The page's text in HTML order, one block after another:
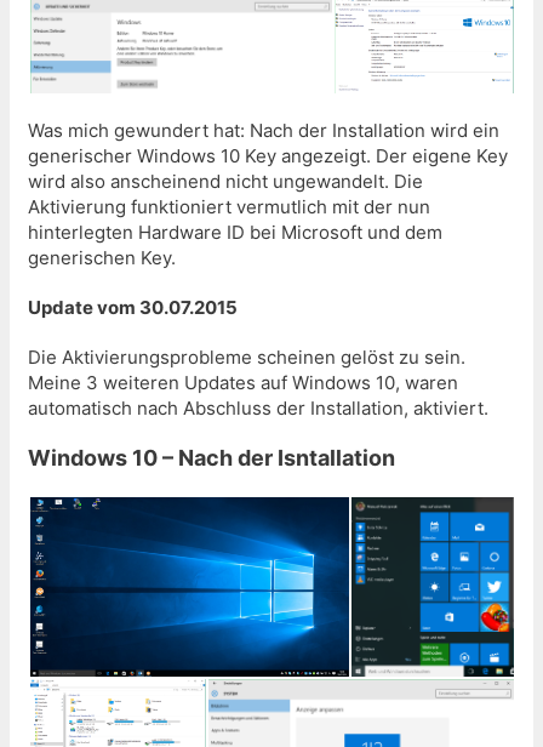
Was mich gewundert hat: Nach der Installation wird ein
generischer Windows 10 Key angezeigt. Der eigene Key
wird also anscheinend nicht ungewandelt. Die
Aktivierung funktioniert vermutlich mit der nun
hinterlegten Hardware ID bei Microsoft und dem
generischen Key.
Update vom 30.07.2015
Die Aktivierungsprobleme scheinen gelöst zu sein.
Meine 3 weiteren Updates auf Windows 10, waren
automatisch nach Abschluss der Installation, aktiviert.
Windows 10 – Nach der Isntallation